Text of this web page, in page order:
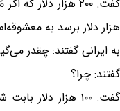
هزار دلار برسد به
به ایرانی گفتند: چقدر می‌گیری؟ گفت
گفتند: چرا؟
گفت: ۱۰۰ هزار